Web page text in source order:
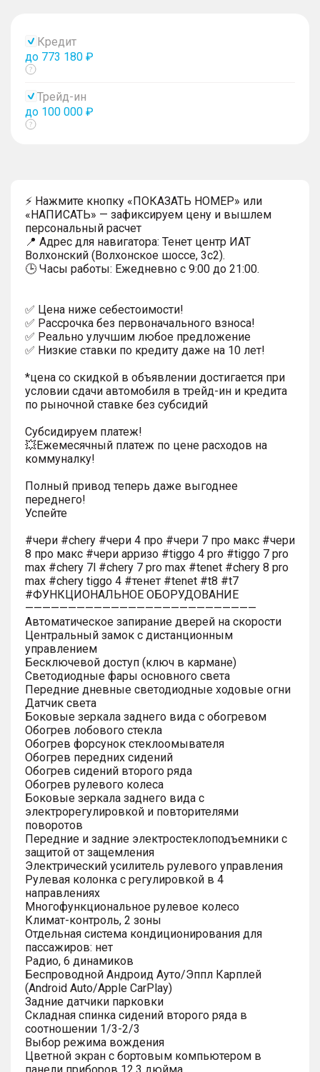
Кредит
до 773 180 ₽
Показать
Трейд-ин
до 100 000 ₽
Показать
⚡ Нажмите кнопку «ПОКАЗАТЬ НОМЕР» или
«НАПИСАТЬ» — зафиксируем цену и вышлем
персональный расчет
📍 Адрес для навигатора: Тенет центр ИАТ
Волхонский (Волхонское шоссе, 3с2).
🕒 Часы работы: Ежедневно с 9:00 до 21:00.
✅ Цена ниже себестоимости!
✅ Рассрочка без первоначального взноса!
✅ Реально улучшим любое предложение
✅ Низкие ставки по кредиту даже на 10 лет!
*цена со скидкой в объявлении достигается при
условии сдачи автомобиля в трейд-ин и кредита
по рыночной ставке без субсидий
Субсидируем платеж!
💥Ежемесячный платеж по цене расходов на
коммуналку!
Полный привод теперь даже выгоднее
переднего!
Успейте
#чери #chery #чери 4 про #чери 7 про макс #чери
8 про макс #чери арризо #tiggo 4 pro #tiggo 7 pro
max #chery 7l #chery 7 pro max #tenet #chery 8 pro
max #chery tiggo 4 #тенет #tenet #t8 #t7
#ФУНКЦИОНАЛЬНОЕ ОБОРУДОВАНИЕ
———————————————————————————
Автоматическое запирание дверей на скорости
Центральный замок с дистанционным
управлением
Бесключевой доступ (ключ в кармане)
Светодиодные фары основного света
Передние дневные светодиодные ходовые огни
Датчик света
Боковые зеркала заднего вида с обогревом
Обогрев лобового стекла
Обогрев форсунок стеклоомывателя
Обогрев передних сидений
Обогрев сидений второго ряда
Обогрев рулевого колеса
Боковые зеркала заднего вида с
электрорегулировкой и повторителями
поворотов
Передние и задние электростеклоподъемники с
защитой от защемления
Электрический усилитель рулевого управления
Рулевая колонка с регулировкой в 4
направлениях
Многофункциональное рулевое колесо
Климат-контроль, 2 зоны
Отдельная система кондиционирования для
пассажиров: нет
Радио, 6 динамиков
Беспроводной Андроид Ауто/Эппл Карплей
(Android Auto/Apple CarPlay)
Задние датчики парковки
Складная спинка сидений второго ряда в
соотношении 1/3-2/3
Выбор режима вождения
Цветной экран с бортовым компьютером в
панели приборов 12.3 дюйма